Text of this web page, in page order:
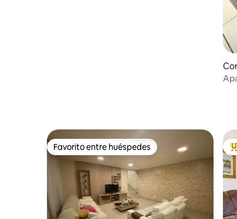
Favorito entre huéspedes
Favorito entre huéspedes